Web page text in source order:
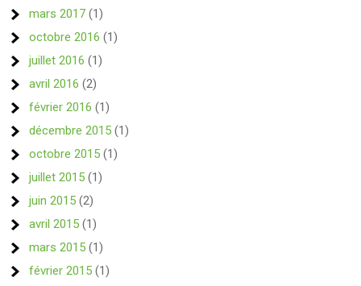
mars 2017 (1)
octobre 2016 (1)
juillet 2016 (1)
avril 2016 (2)
février 2016 (1)
décembre 2015 (1)
octobre 2015 (1)
juillet 2015 (1)
juin 2015 (2)
avril 2015 (1)
mars 2015 (1)
février 2015 (1)